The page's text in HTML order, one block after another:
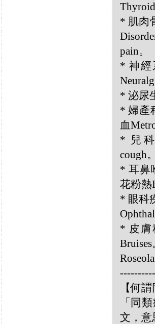
* 肌肉
pain。
* 神經
* 泌尿
* 婦產
血
* 兒科
cough。
* 耳鼻
花粉熱
* 眼科
* 皮膚
Roseola
【何
「同
文，